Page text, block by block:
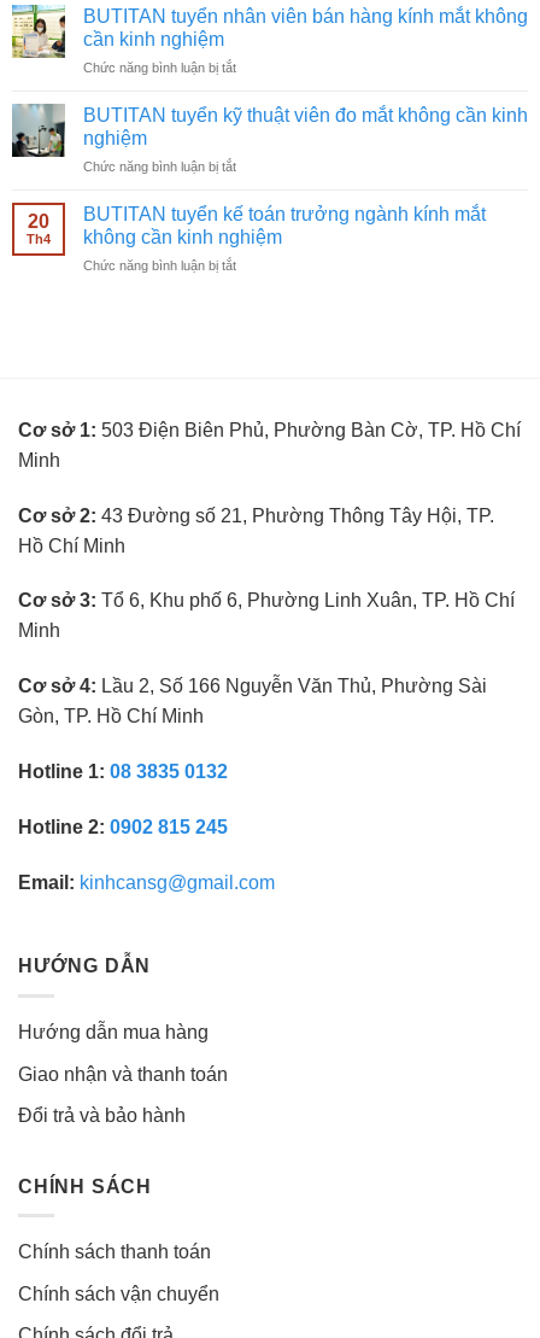
mắt
kinh
tuyển
cáo
ngành
không
kinh
nghiệm
BUTITAN tuyển nhân viên bán hàng kính mắt không
cần kinh nghiệm
Chức năng bình luận bị tắtở
tuyển
nhân
bán
kính
mắt
không
cần
BUTITAN tuyển kỹ thuật viên đo mắt không cần kinh
nghiệm
Chức năng bình luận bị tắtở
tuyển
kỹ
thuật
viên
20
Th4
BUTITAN tuyển kế toán trưởng ngành kính mắt
không cần kinh nghiệm
Chức năng bình luận bị tắtở
mắt
nghiệm
Cơ sở 1: 503 Điện Biên Phủ, Phường Bàn Cờ, TP. Hồ Chí
Minh
Cơ sở 2: 43 Đường số 21, Phường Thông Tây Hội, TP.
Hồ Chí Minh
Cơ sở 3: Tổ 6, Khu phố 6, Phường Linh Xuân, TP. Hồ Chí
Minh
Cơ sở 4: Lầu 2, Số 166 Nguyễn Văn Thủ, Phường Sài
Gòn, TP. Hồ Chí Minh
Hotline 1: 08 3835 0132
Hotline 2: 0902 815 245
Email: kinhcansg@gmail.com
HƯỚNG DẪN
Hướng dẫn mua hàng
Giao nhận và thanh toán
Đổi trả và bảo hành
CHÍNH SÁCH
Chính sách thanh toán
Chính sách vận chuyển